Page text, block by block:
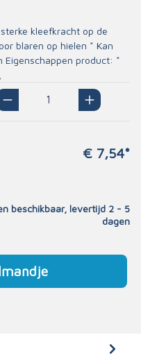
kleefkracht op de
blaren op hielen * Kan
Eigenschappen product: *
€ 7,54*
beschikbaar, levertijd 2 - 5
dagen